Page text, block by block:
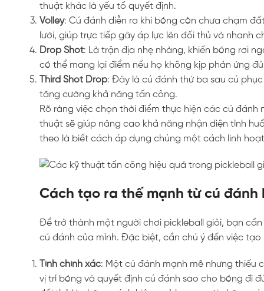
thuật khác là yếu tố quyết định.
Volley: Cú đánh diễn ra khi bóng còn chưa chạm
lưới, giúp trực tiếp gây áp lực lên đối thủ và nhanh
Drop Shot: Là trận địa nhẹ nhàng, khiến bóng rơi
có thể mang lại điểm nếu họ không kịp phản ứng
Third Shot Drop: Đây là cú đánh thứ ba sau cú
tăng cường khả năng tấn công.
Rõ ràng việc chọn thời điểm thực hiện các cú
thuật sẽ giúp nâng cao khả năng nhận diện tình
theo là biết cách áp dụng chúng một cách linh
Cách tạo ra thế mạnh từ cú đánh
Để trở thành một người chơi pickleball giỏi, bạn
cú đánh của mình. Đặc biệt, cần chú ý đến việc
Tính chính xác: Một cú đánh mạnh mẽ nhưng thiếu
vị trí bóng và quyết định cú đánh sao cho bóng đi